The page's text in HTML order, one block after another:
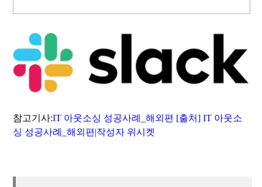
참고기사:IT 아웃소싱 성공사례_해외편 [출처] IT 아웃소
싱 성공사례_해외편|작성자 위시켓